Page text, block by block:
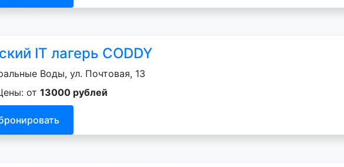
IT лагерь CODDY
Воды, ул. Почтовая, 13
от 13000 рублей